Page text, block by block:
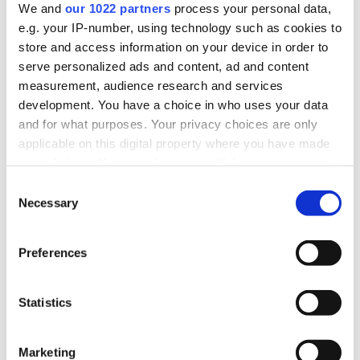
We and our 1022 partners process your personal data,
e.g. your IP-number, using technology such as cookies to
store and access information on your device in order to
serve personalized ads and content, ad and content
measurement, audience research and services
development. You have a choice in who uses your data
and for what purposes. Your privacy choices are only
applicable on this digital property where you have made
the Privacy trigger icon.
Collect information about your geographical
meters
Identify your device by actively scanning it for
Selection
Necessary
Preferences
Statistics
Marketing
Analyse des tendances de l’Industrie
Manufacturière 2023
[Analyse] L'industrie manufacturière a relevé de
nombreux défis au cours des dernières années, mais
les a surmontés et s’en trouve renforcée. Delon Eric
Choppe, Directeur Général de Magic Software, 5